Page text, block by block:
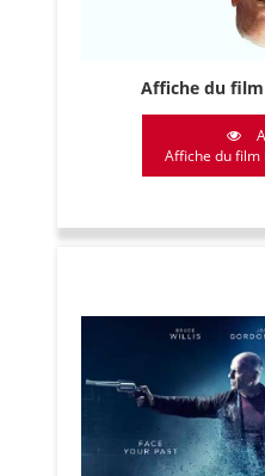
Affiche du
Affiche du film